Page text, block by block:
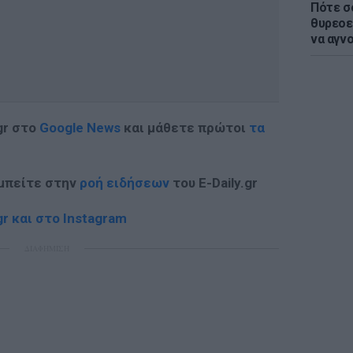
Πότε
να
στο Google News και μάθετε πρώτοι τα
στην ροή ειδήσεων του E-Daily.gr
και στο Instagram